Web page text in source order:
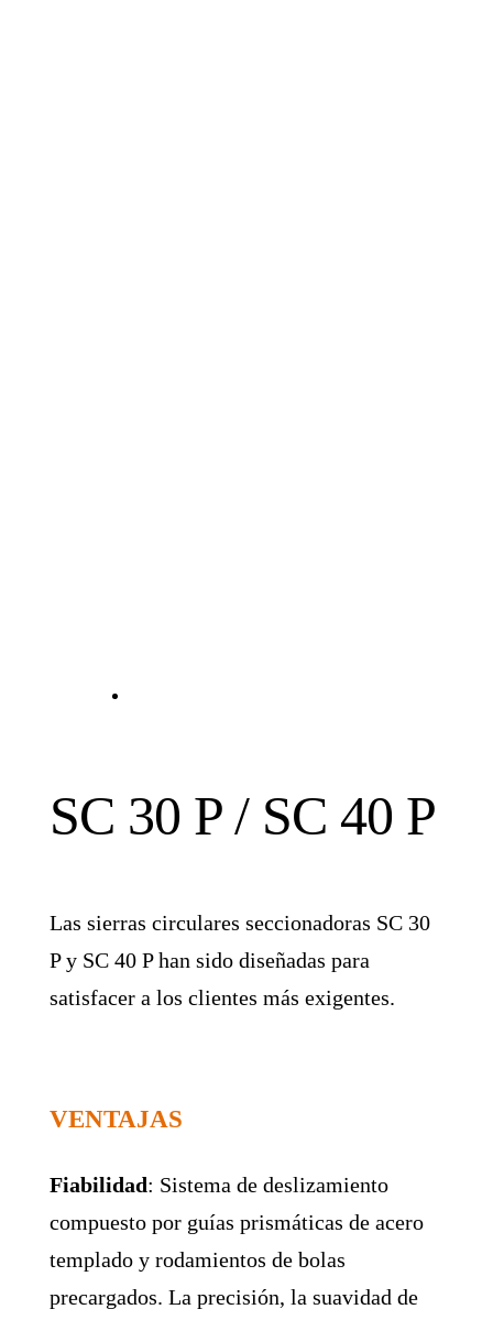
SC 30 P / SC 40 P
Las sierras circulares seccionadoras SC 30
P y SC 40 P han sido diseñadas para
satisfacer a los clientes más exigentes.
VENTAJAS
Fiabilidad: Sistema de deslizamiento
compuesto por guías prismáticas de acero
templado y rodamientos de bolas
precargados. La precisión, la suavidad de